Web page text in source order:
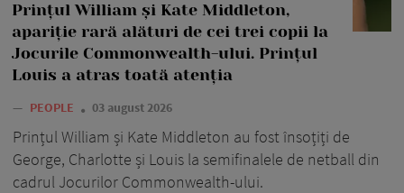
Prințul William și Kate Middleton,
apariție rară alături de cei trei copii la
Jocurile Commonwealth-ului. Prințul
Louis a atras toată atenția
— PEOPLE 03 august 2026
Prințul William și Kate Middleton au fost însoțiți de
George, Charlotte și Louis la semifinalele de netball din
cadrul Jocurilor Commonwealth-ului.